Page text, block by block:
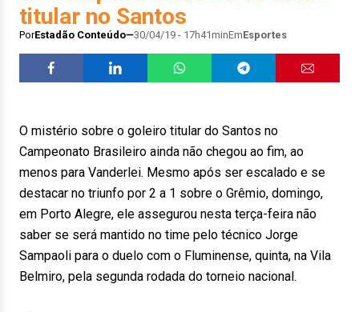
titular no Santos
PorEstadão Conteúdo 30/04/19 - 17h41minEmEsportes
O mistério sobre o goleiro titular do Santos no
Campeonato Brasileiro ainda não chegou ao fim, ao
menos para Vanderlei. Mesmo após ser escalado e se
destacar no triunfo por 2 a 1 sobre o Grêmio, domingo,
em Porto Alegre, ele assegurou nesta terça-feira não
saber se será mantido no time pelo técnico Jorge
Sampaoli para o duelo com o Fluminense, quinta, na Vila
Belmiro, pela segunda rodada do torneio nacional.